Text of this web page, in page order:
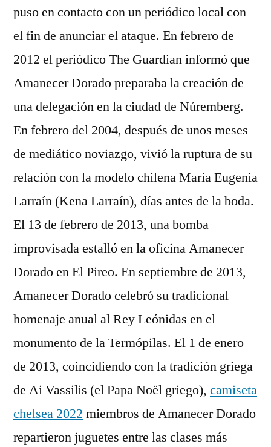
puso en contacto con un periódico local con
el fin de anunciar el ataque. En febrero de
2012 el periódico The Guardian informó que
Amanecer Dorado preparaba la creación de
una delegación en la ciudad de Núremberg.
En febrero del 2004, después de unos meses
de mediático noviazgo, vivió la ruptura de su
relación con la modelo chilena María Eugenia
Larraín (Kena Larraín), días antes de la boda.
El 13 de febrero de 2013, una bomba
improvisada estalló en la oficina Amanecer
Dorado en El Pireo. En septiembre de 2013,
Amanecer Dorado celebró su tradicional
homenaje anual al Rey Leónidas en el
monumento de la Termópilas. El 1 de enero
de 2013, coincidiendo con la tradición griega
de Ai Vassilis (el Papa Noël griego), camiseta
chelsea 2022 miembros de Amanecer Dorado
repartieron juguetes entre las clases más